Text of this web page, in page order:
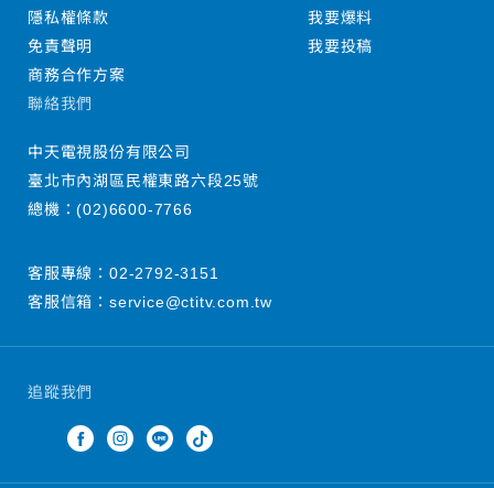
追蹤我們
隱私權條款
免責聲明
商務合作方案
我要爆料
我要投稿
聯絡我們
中天電視股份有限公司
臺北市內湖區民權東路六段25號
總機：(02)6600-7766
客服專線： 02-2792-3151
客服信箱： service@ctitv.com.tw